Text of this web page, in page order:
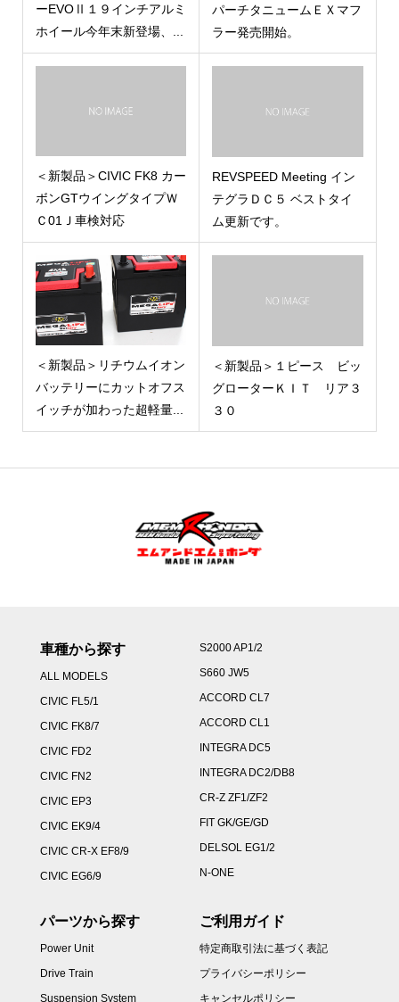
ーEVOⅡ１９インチアルミ
ホイール今年末新登場、...
パーチタニュームＥＸマフ
ラー発売開始。
＜新製品＞CIVIC FK8 カー
ボンGTウイングタイプＷ
Ｃ01Ｊ車検対応
REVSPEED Meeting イン
テグラＤＣ５ ベストタイ
ム更新です。
＜新製品＞リチウムイオン
バッテリーにカットオフス
イッチが加わった超軽量...
＜新製品＞１ピース ビッ
グローターＫＩＴ リア３
３０
車種から探す
ALL MODELS
CIVIC FL5/1
CIVIC FK8/7
CIVIC FD2
CIVIC FN2
CIVIC EP3
CIVIC EK9/4
CIVIC CR-X EF8/9
CIVIC EG6/9
S2000 AP1/2
S660 JW5
ACCORD CL7
ACCORD CL1
INTEGRA DC5
INTEGRA DC2/DB8
CR-Z ZF1/ZF2
FIT GK/GE/GD
DELSOL EG1/2
N-ONE
パーツから探す
Power Unit
Drive Train
Suspension System
ご利用ガイド
特定商取引法に基づく表記
プライバシーポリシー
キャンセルポリシー